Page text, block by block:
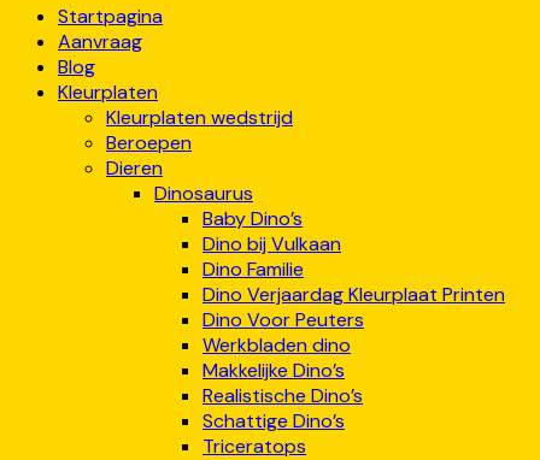
Startpagina
Aanvraag
Blog
Kleurplaten
Kleurplaten wedstrijd
Beroepen
Dieren
Dinosaurus
Baby Dino’s
Dino bij Vulkaan
Dino Familie
Dino Verjaardag Kleurplaat Printen
Dino Voor Peuters
Werkbladen dino
Makkelijke Dino’s
Realistische Dino’s
Schattige Dino’s
Triceratops